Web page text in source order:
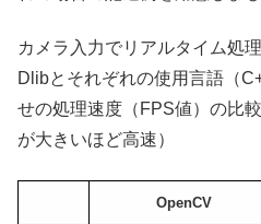
カメラ入力でリアルタイム処
Dlibとそれぞれの使用言語（
せの処理速度（FPS値）の比
が大きいほど高速）
OpenCV